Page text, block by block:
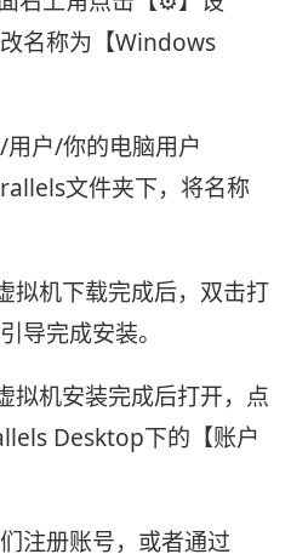
名称为【Windows
户/你的电脑用户
文件夹下，将名称
机下载完成后，双击打
导完成安装。
机安装完成后打开，点
Desktop下的【账户
注册账号，或者通过